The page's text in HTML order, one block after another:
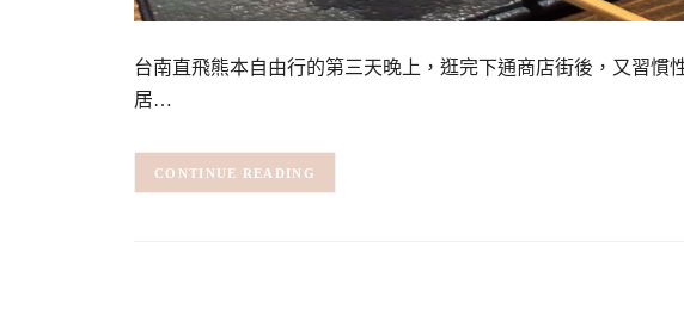
台南直飛熊本自由行的第三天晚上，逛完下通商店街後，又習慣
居…
CONTINUE READING